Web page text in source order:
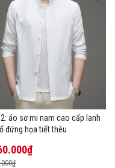
áo sơ mi nam cao cấp lanh
đứng họa tiết thêu